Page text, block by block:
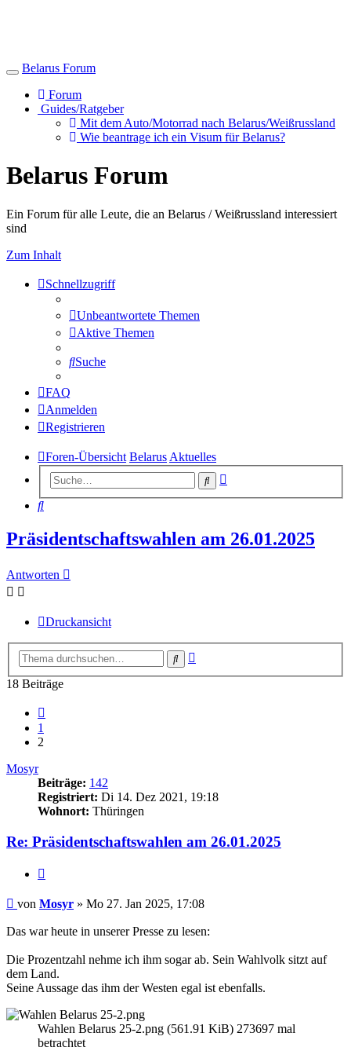
Toggle
navigation
Belarus Forum
Forum
Guides/Ratgeber
Mit dem Auto/Motorrad nach Belarus/Weißrussland
Wie beantrage ich ein Visum für Belarus?
Belarus Forum
Ein Forum für alle Leute, die an Belarus / Weißrussland interessiert
sind
Zum Inhalt
Schnellzugriff
Unbeantwortete Themen
Aktive Themen
Suche
FAQ
Anmelden
Registrieren
Foren-Übersicht Belarus Aktuelles
Suche
Suche
Präsidentschaftswahlen am 26.01.2025
Antworten
Druckansicht
Suche
18 Beiträge
1
2
Mosyr
Beiträge: 142
Registriert: Di 14. Dez 2021, 19:18
Wohnort: Thüringen
Re: Präsidentschaftswahlen am 26.01.2025
Beitrag
von Mosyr » Mo 27. Jan 2025, 17:08
Das war heute in unserer Presse zu lesen:
Die Prozentzahl nehme ich ihm sogar ab. Sein Wahlvolk sitzt auf
dem Land.
Seine Aussage das ihm der Westen egal ist ebenfalls.
Wahlen Belarus 25-2.png (561.91 KiB) 273697 mal
betrachtet